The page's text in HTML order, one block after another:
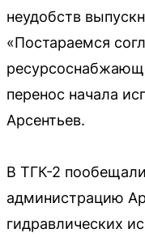
неудобств
«Постараемся
перенос начала
Арсентьев.
В ТГК-2
администрацию
гидравлических